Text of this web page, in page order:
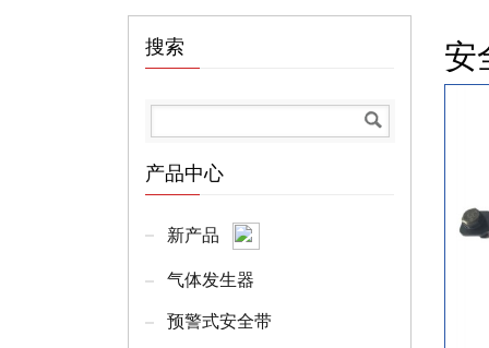
安
搜索
产品中心
新产品
气体发生器
预警式安全带